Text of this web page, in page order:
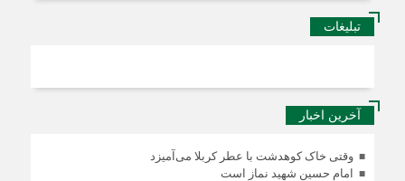
تبلیغات
آخرین اخبار
وقتی خاک کوهدشت با عطر کربلا می‌آمیزد
امام حسین شهید نماز است